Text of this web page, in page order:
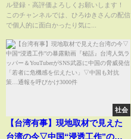
き 切り抜き 睡眠用
ル登録・高評価よろしくお願いします！
このチャンネルでは、ひろゆきさんの配信
で個人的に面白かったり気に...
社会
【台湾有事】現地取材で見えた
台湾の今▽中国“浸透工作”の暴